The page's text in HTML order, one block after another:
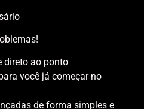
direto ao ponto
você já começar no
de forma simples e